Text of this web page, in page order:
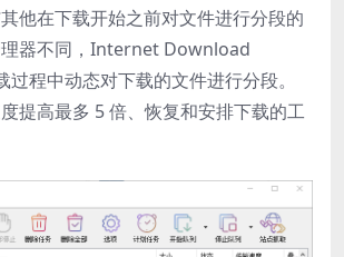
他在下载开始之前对文件进行分段的
器不同，Internet Download
程中动态对下载的文件进行分段。
提高最多 5 倍、恢复和安排下载的工